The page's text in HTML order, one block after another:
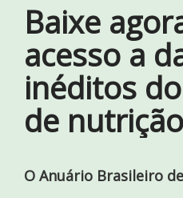
Baixe
acesso a
inéditos
de
O Anuário Brasileiro